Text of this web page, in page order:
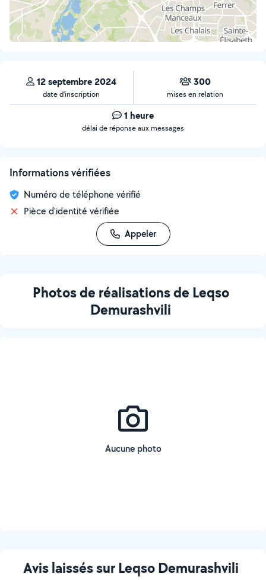
12 septembre 2024
date d’inscription
300
mises en relation
1 heure
délai de réponse aux messages
Informations vérifiées
Numéro de téléphone vérifié
Pièce d'identité vérifiée
Appeler
Photos de réalisations de Leqso
Demurashvili
Aucune photo
Avis laissés sur Leqso Demurashvili